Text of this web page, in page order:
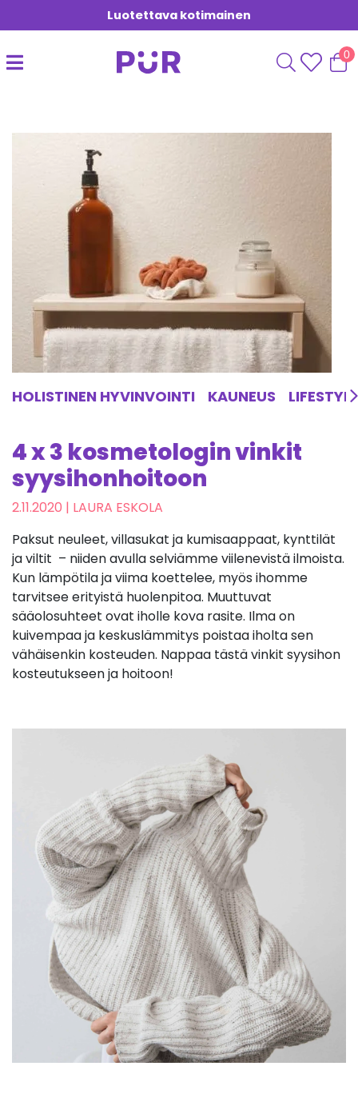
Luotettava kotimainen
0
HOLISTINEN HYVINVOINTI KAUNEUS LIFESTYLE
4 x 3 kosmetologin vinkit
syysihonhoitoon
2.11.2020 | LAURA ESKOLA
Paksut neuleet, villasukat ja kumisaappaat, kynttilät
ja viltit – niiden avulla selviämme viilenevistä ilmoista.
Kun lämpötila ja viima koettelee, myös ihomme
tarvitsee erityistä huolenpitoa. Muuttuvat
sääolosuhteet ovat iholle kova rasite. Ilma on
kuivempaa ja keskuslämmitys poistaa iholta sen
vähäisenkin kosteuden. Nappaa tästä vinkit syysihon
kosteutukseen ja hoitoon!